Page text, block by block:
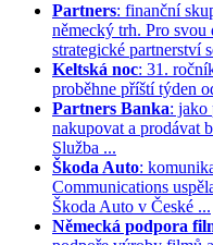
Partners: finanční
německý trh. Pro svou
strategické partnerství
Keltská noc: 31.
proběhne příští týden
Partners Banka: jako
nakupovat a prodávat
Služba ...
Škoda Auto:
Communications
Škoda Auto v České ...
Německá podpora